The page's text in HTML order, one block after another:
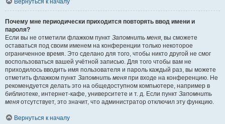
Вернуться к началу
Почему мне периодически приходится повторять ввод имени и
пароля?
Если вы не отметили флажком пункт Запомнить меня, вы сможете
оставаться под своим именем на конференции только некоторое
ограниченное время. Это сделано для того, чтобы никто другой не смог
воспользоваться вашей учётной записью. Для того чтобы вам не
приходилось вводить имя пользователя и пароль каждый раз, вы можете
отметить флажком пункт Запомнить меня при входе на конференцию. Не
рекомендуется делать это на общедоступном компьютере, например в
библиотеке, интернет-кафе, университете и т. д. Если пункт Запомнить
меня отсутствует, это значит, что администратор отключил эту функцию.
Вернуться к началу